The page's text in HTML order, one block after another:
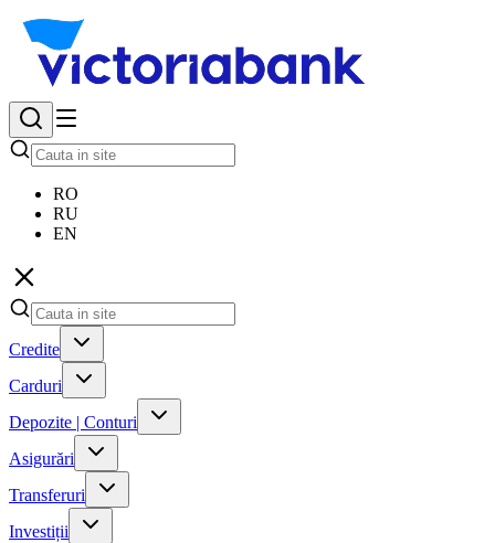
RO
RU
EN
Credite
Carduri
Depozite | Conturi
Asigurări
Transferuri
Investiții